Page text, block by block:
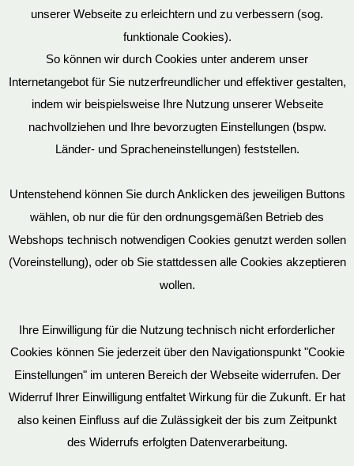
Datenschutz
Mein Konto
Vertrag widerrufen
Impressum
unserer Webseite zu erleichtern und zu verbessern (sog.
funktionale Cookies).
So können wir durch Cookies unter anderem unser
Internetangebot für Sie nutzerfreundlicher und effektiver gestalten,
indem wir beispielsweise Ihre Nutzung unserer Webseite
nachvollziehen und Ihre bevorzugten Einstellungen (bspw.
Länder- und Spracheneinstellungen) feststellen.
Untenstehend können Sie durch Anklicken des jeweiligen Buttons
wählen, ob nur die für den ordnungsgemäßen Betrieb des
Webshops technisch notwendigen Cookies genutzt werden sollen
(Voreinstellung), oder ob Sie stattdessen alle Cookies akzeptieren
wollen.
Ihre Einwilligung für die Nutzung technisch nicht erforderlicher
Cookies können Sie jederzeit über den Navigationspunkt "Cookie
Einstellungen" im unteren Bereich der Webseite widerrufen. Der
Widerruf Ihrer Einwilligung entfaltet Wirkung für die Zukunft. Er hat
also keinen Einfluss auf die Zulässigkeit der bis zum Zeitpunkt
des Widerrufs erfolgten Datenverarbeitung.